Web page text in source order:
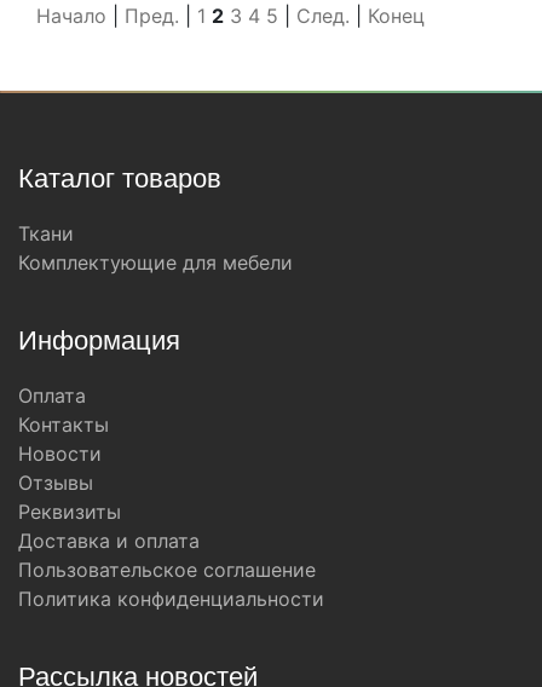
Состав:
Начало
Пред. 1 2 3 4 5 След. Конец
Каталог товаров
Ткани
Комплектующие для мебели
Информация
Оплата
Контакты
Новости
Отзывы
Реквизиты
Доставка и оплата
Пользовательское соглашение
Политика конфиденциальности
Рассылка новостей